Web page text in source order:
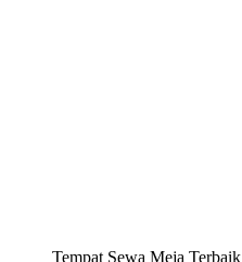
Tempat Sewa Meja Terbaik